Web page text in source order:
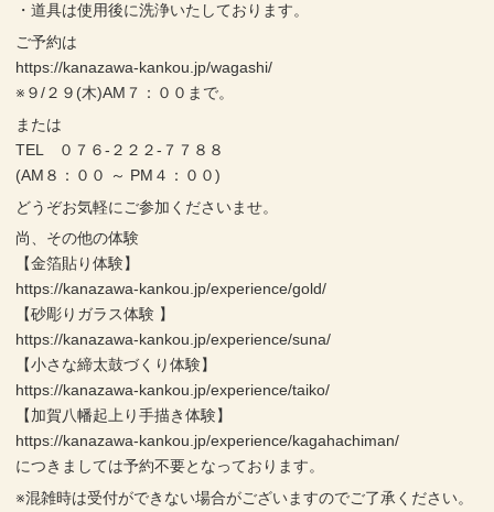
・道具は使用後に洗浄いたしております。
ご予約は
https://kanazawa-kankou.jp/wagashi/
※９/２９(木)AM７：００まで。
または
TEL ０７６-２２２-７７８８
(AM８：００ ～ PM４：００)
どうぞお気軽にご参加くださいませ。
尚、その他の体験
【金箔貼り体験】
https://kanazawa-kankou.jp/experience/gold/
【砂彫りガラス体験 】
https://kanazawa-kankou.jp/experience/suna/
【小さな締太鼓づくり体験】
https://kanazawa-kankou.jp/experience/taiko/
【加賀八幡起上り手描き体験】
https://kanazawa-kankou.jp/experience/kagahachiman/
につきましては予約不要となっております。
※混雑時は受付ができない場合がございますのでご了承ください。